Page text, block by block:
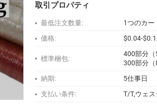
取引プロパティ
最低注文数量:
1つのカー
価格:
$0.04-
標準梱包:
400部分（
300部分（
納期:
5仕事日
支払い条件:
T/T,ウェ